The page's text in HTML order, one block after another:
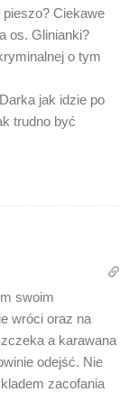
pieszo? Ciekawe
os. Glinianki?
o tym
jak idzie po
trudno być
swoim
wróci oraz na
a karawana
odejść. Nie
zacofania